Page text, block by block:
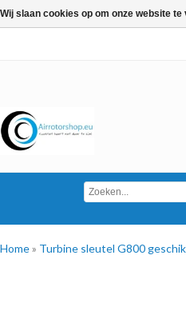
Home» Turbine sleutel G800
Wij slaan cookies op om onze website